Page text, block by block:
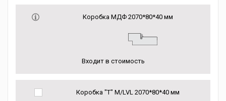
Коробка МДФ 2070*80*40 мм
Входит в стоимость
Коробка "Т" M/LVL 2070*80*40 мм